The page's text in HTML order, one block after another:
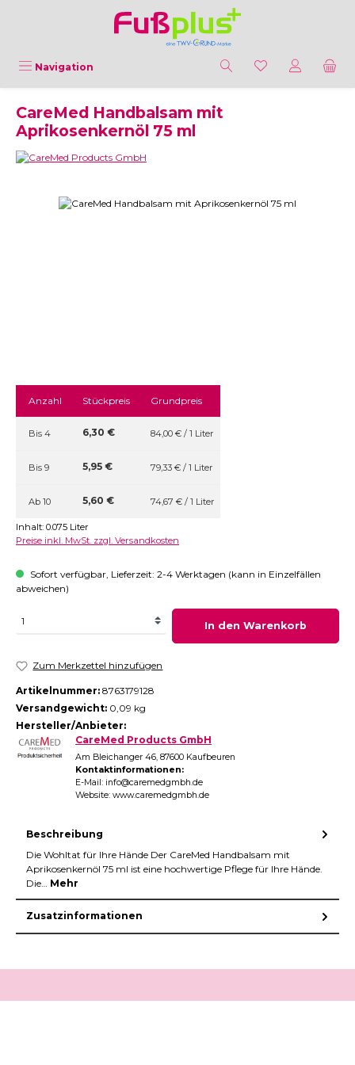
Zum Hauptinhalt springen
Navigation
CareMed Handbalsam mit
Aprikosenkernöl 75 ml
Bildergalerie überspringen
Anzahl Stückpreis Grundpreis
Bis 4 6,30 € 84,00 € / 1 Liter
Bis 9 5,95 € 79,33 € / 1 Liter
Ab 10 5,60 € 74,67 € / 1 Liter
Inhalt: 0.075 Liter
Preise inkl. MwSt. zzgl. Versandkosten
Sofort verfügbar, Lieferzeit: 2-4 Werktagen (kann in Einzelfällen
abweichen)
In den Warenkorb
Zum Merkzettel hinzufügen
Artikelnummer: 8763179128
Versandgewicht: 0,09 kg
Hersteller/Anbieter:
CareMed Products GmbH
Am Bleichanger 46, 87600 Kaufbeuren
Kontaktinformationen:
E-Mail: info@caremedgmbh.de
Website: www.caremedgmbh.de
Beschreibung
Die Wohltat für Ihre Hände Der CareMed Handbalsam mit
Aprikosenkernöl 75 ml ist eine hochwertige Pflege für Ihre Hände.
Die… Mehr
Zusatzinformationen